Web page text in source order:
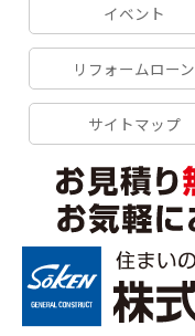
イベント
リフォームローン
サイトマップ